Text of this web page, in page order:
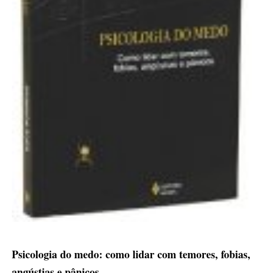
Psicologia do medo: como lidar com temores, fobias,